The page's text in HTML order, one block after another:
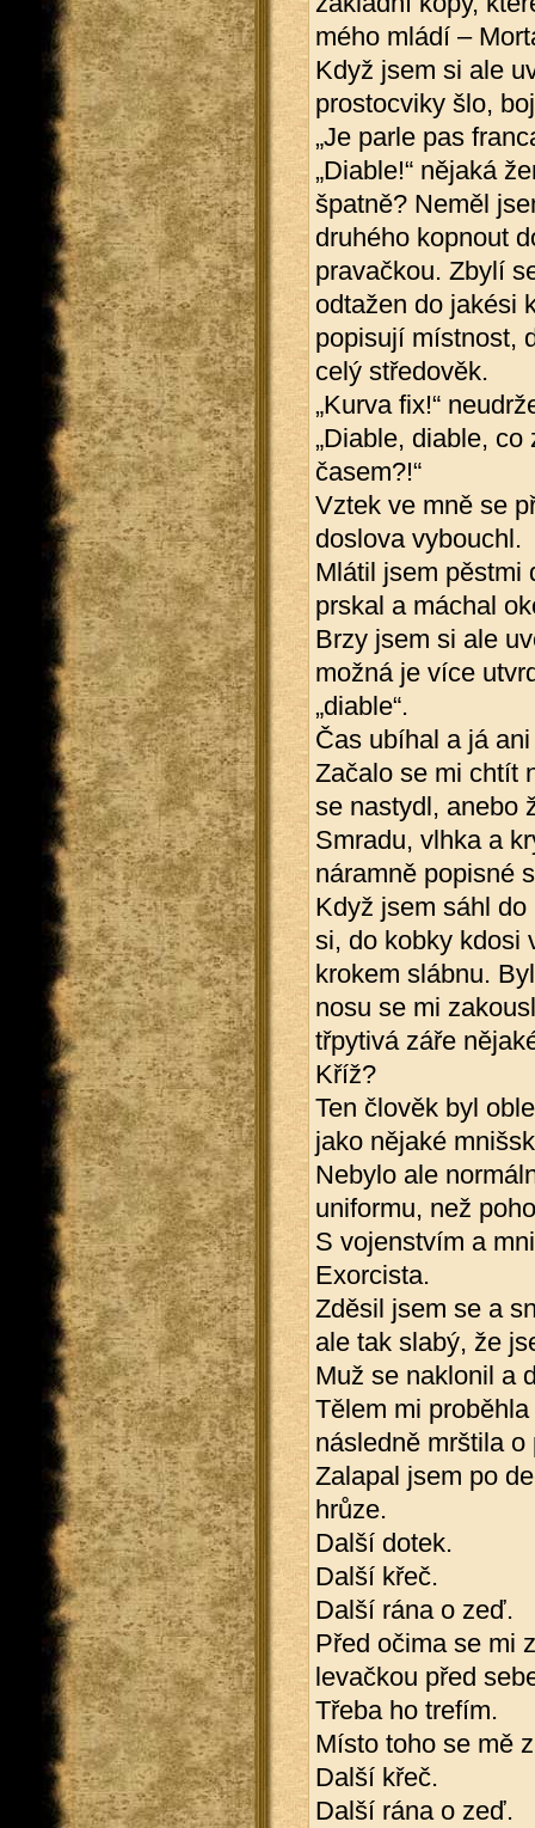
mého mládí –
Když jsem si ale
prostocviky šlo,
„Je parle pas
„Diable!“ nějaká
špatně? Neměl
druhého kopnout
pravačkou. Zbylí
odtažen do jakési
popisují místnost,
celý středověk.
„Kurva fix!“
„Diable, diable,
časem?!“
Vztek ve mně se
doslova vybouchl.
Mlátil jsem pěstmi
prskal a máchal
Brzy jsem si ale
možná je více
„diable“.
Čas ubíhal a já
Začalo se mi chtít
se nastydl, anebo
Smradu, vlhka a
náramně popisné
Když jsem sáhl
si, do kobky kdosi
krokem slábnu.
nosu se mi
třpytivá záře
Kříž?
Ten člověk byl
jako nějaké
Nebylo ale
uniformu, než
S vojenstvím a
Exorcista.
Zděsil jsem se a
ale tak slabý, že
Muž se naklonil a
Tělem mi
následně mrštila
Zalapal jsem po
hrůze.
Další dotek.
Další křeč.
Další rána o zeď.
Před očima se mi
levačkou před
Třeba ho trefím.
Místo toho se mě
Další křeč.
Další rána o zeď.